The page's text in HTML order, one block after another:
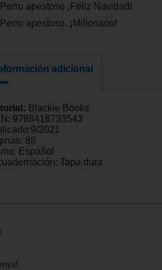
Perro apestoso ¡Feliz Navidad!
Perro apestoso. ¡Millonario!
adicional
Blackie Books
9788418733543
9/2021
88
Español
Tapa dura